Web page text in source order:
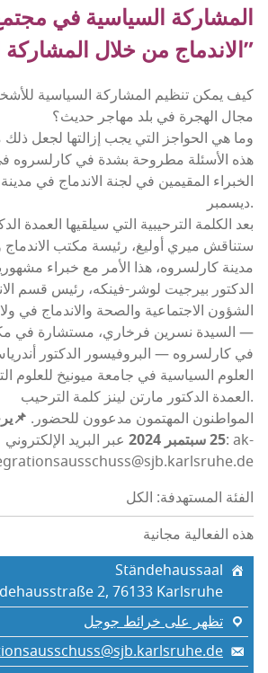
المشاركة السياسية في
الاندماج من خلال المشاركة السياسية؟”
كيف يمكن تنظيم المشاركة السياسية
مجال الهجرة في بلد مهاجر حديث؟
وما هي الحواجز التي يجب إزالتها لجعل ذلك
هذه الأسئلة مطروحة بشدة في كارلسروه
ديسمبر.
بعد الكلمة الترحيبية التي سيلقيها العمدة
ستناقش ميري أوليغ، رئيسة مكتب
مدينة كارلسروه، هذا الأمر مع خبراء
الدكتور بيرجيت لوشر-فينكه، رئيس قسم
الشؤون الاجتماعية والصحة والاندماج في
— السيدة نسرين فرخاري، مستشارة في
في كارلسروه — البروفيسور الدكتور
العلوم السياسية في جامعة ميونيخ للعلوم
العمدة الدكتور مارتن لينز كلمة الترحيب.
المواطنون المهتمون مدعوون للحضور.
25 سبتمبر 2024
عبر البريد الإلكتروني: ak-
الفئة المستهدفة: الكل
هذه الفعالية مجانية
Ständehaussaal
2, 76133 Karlsruhe
تظهر على خرائط جوجل